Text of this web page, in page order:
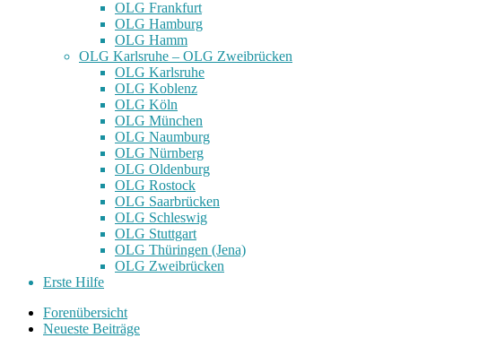
OLG Frankfurt
OLG Hamburg
OLG Hamm
OLG Karlsruhe – OLG Zweibrücken
OLG Karlsruhe
OLG Koblenz
OLG Köln
OLG München
OLG Naumburg
OLG Nürnberg
OLG Oldenburg
OLG Rostock
OLG Saarbrücken
OLG Schleswig
OLG Stuttgart
OLG Thüringen (Jena)
OLG Zweibrücken
Erste Hilfe
Forenübersicht
Neueste Beiträge